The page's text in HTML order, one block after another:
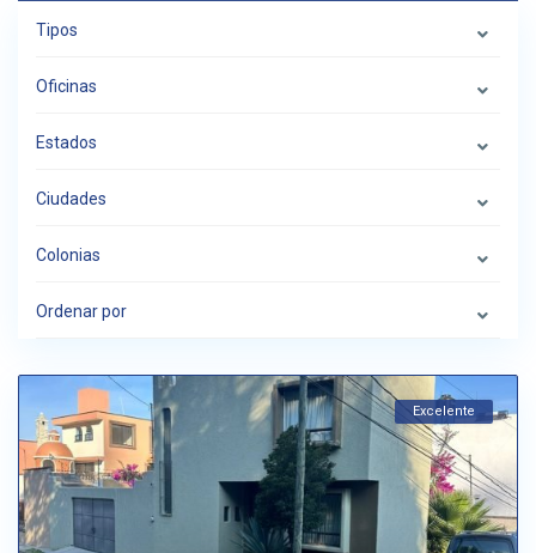
Tipos
Oficinas
Estados
Ciudades
Colonias
Ordenar por
Excelente